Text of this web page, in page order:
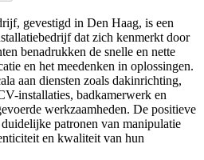
gevestigd in Den Haag, is een
dat zich kenmerkt door
benadrukken de snelle en nette
en het meedenken in oplossingen.
aan diensten zoals dakinrichting,
installaties, badkamerwerk en
werkzaamheden. De positieve
patronen van manipulatie
en kwaliteit van hun